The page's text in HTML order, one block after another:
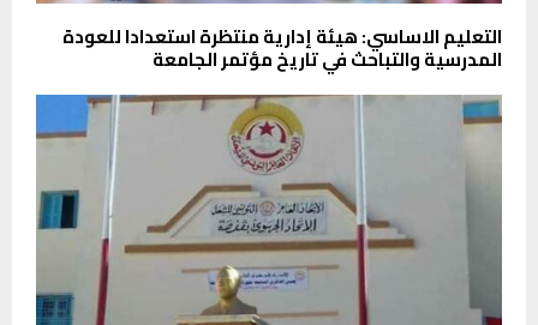
التعليم الاساسي: هيئة إدارية منتظرة استعدادا للعودة
المدرسية والتباحث في تاريخ مؤتمر الجامعة